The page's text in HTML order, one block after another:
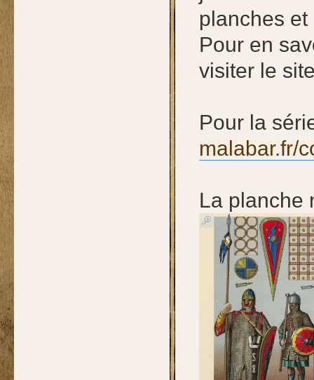
planches
Pour en
visiter le
Pour la
malabar.fr/
La planche